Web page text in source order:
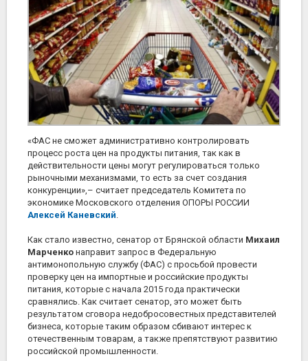
«ФАС не сможет административно контролировать
процесс роста цен на продукты питания, так как в
действительности цены могут регулироваться только
рыночными механизмами, то есть за счет создания
конкуренции»,– считает председатель Комитета по
экономике Московского отделения ОПОРЫ РОССИИ
Алексей Каневский
Как стало известно, сенатор от Брянской области Михаил
Марченко направит запрос в Федеральную
антимонопольную службу (ФАС) с просьбой провести
проверку цен на импортные и российские продукты
питания, которые с начала 2015 года практически
сравнялись. Как считает сенатор, это может быть
результатом сговора недобросовестных представителей
бизнеса, которые таким образом сбивают интерес к
отечественным товарам, а также препятствуют развитию
российской промышленности.